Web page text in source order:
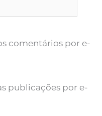
comentários por e-
publicações por e-